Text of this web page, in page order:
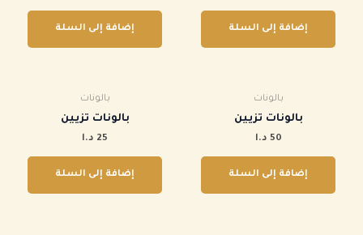
إضافة إلى السلة إضافة إلى السلة
بالونات
بالونات تزيين
50 د.ا
إضافة إلى السلة
بالونات
بالونات تزيين
25 د.ا
إضافة إلى السلة